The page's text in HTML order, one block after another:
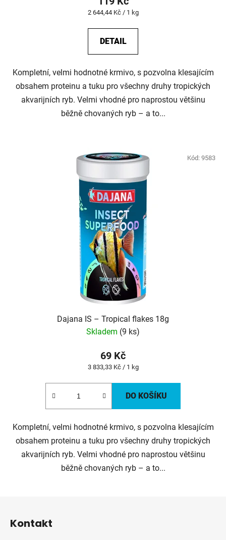
Měrná
2 644,44 Kč / 1 kg
DETAIL
Kompletní, velmi hodnotné krmivo, s pozvolna klesajícím
obsahem proteinu a tuku pro všechny druhy tropických
akvarijních ryb. Velmi vhodné pro naprostou většinu
běžně chovaných ryb – a to...
Dajana IS – Tropical flakes 18g
Skladem (9 ks)
69 Kč
Měrná
3 833,33 Kč / 1 kg
DO KOŠÍKU
Kompletní, velmi hodnotné krmivo, s pozvolna klesajícím
obsahem proteinu a tuku pro všechny druhy tropických
akvarijních ryb. Velmi vhodné pro naprostou většinu
běžně chovaných ryb – a to...
Kód: 9583
Kontakt